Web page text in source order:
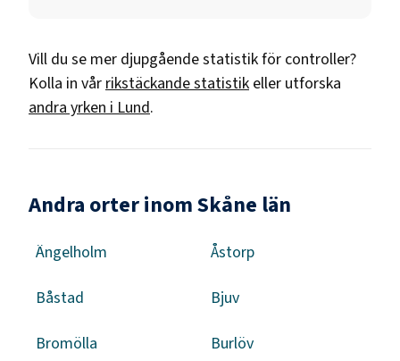
Vill du se mer djupgående statistik för controller?
Kolla in vår rikstäckande statistik eller utforska
andra yrken i Lund.
Andra orter inom Skåne län
Ängelholm Åstorp
Båstad Bjuv
Bromölla Burlöv